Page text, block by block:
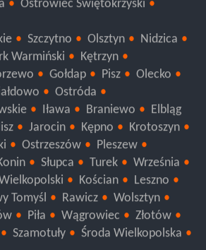
Ostrowiec Świętokrzyski
Szczytno Olsztyn
Nidzica
Warmiński
Kętrzyn
Gołdap Pisz
Olecko
Ostróda
Iława Braniewo
Elbląg
Jarocin Kępno
Krotoszyn
Ostrzeszów
Pleszew
Słupca Turek
Września
Kościan
Leszno
Tomyśl Rawicz
Wolsztyn
Piła Wągrowiec
Złotów
Szamotuły
Środa Wielkopolska